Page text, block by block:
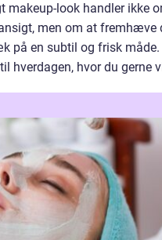
makeup-look handler ikke
men om at fremhæve
på en subtil og frisk måde.
hverdagen, hvor du gerne